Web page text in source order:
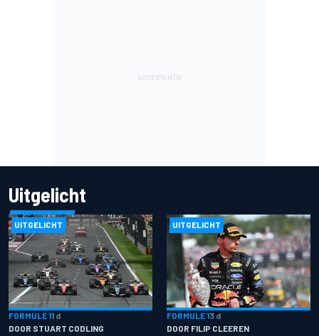
Uitgelicht
UITGELICHT
FORMULE 11 d
DOOR STUART CODLING
UITGELICHT
FORMULE 13 d
DOOR FILIP CLEEREN